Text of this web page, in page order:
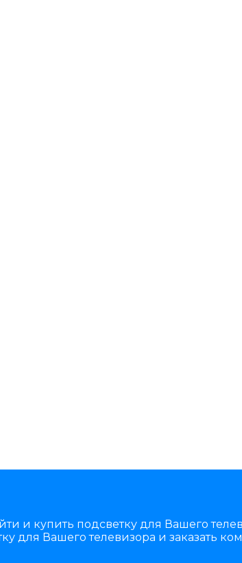
и купить подсветку для Вашего
для Вашего телевизора и заказать